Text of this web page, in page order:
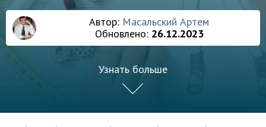
Автор: Масальский Артем
Обновлено: 26.12.2023
Узнать больше